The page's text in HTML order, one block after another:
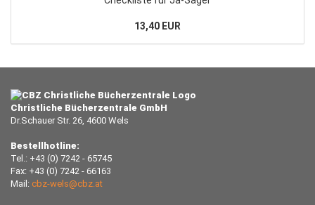
13,40 EUR
Christliche Bücherzentrale GmbH
Dr.Schauer Str. 26, 4600 Wels
Bestellhotline:
Tel.: +43 (0) 7242 - 65745
Fax: +43 (0) 7242 - 66163
Mail: cbz-wels@cbz.at